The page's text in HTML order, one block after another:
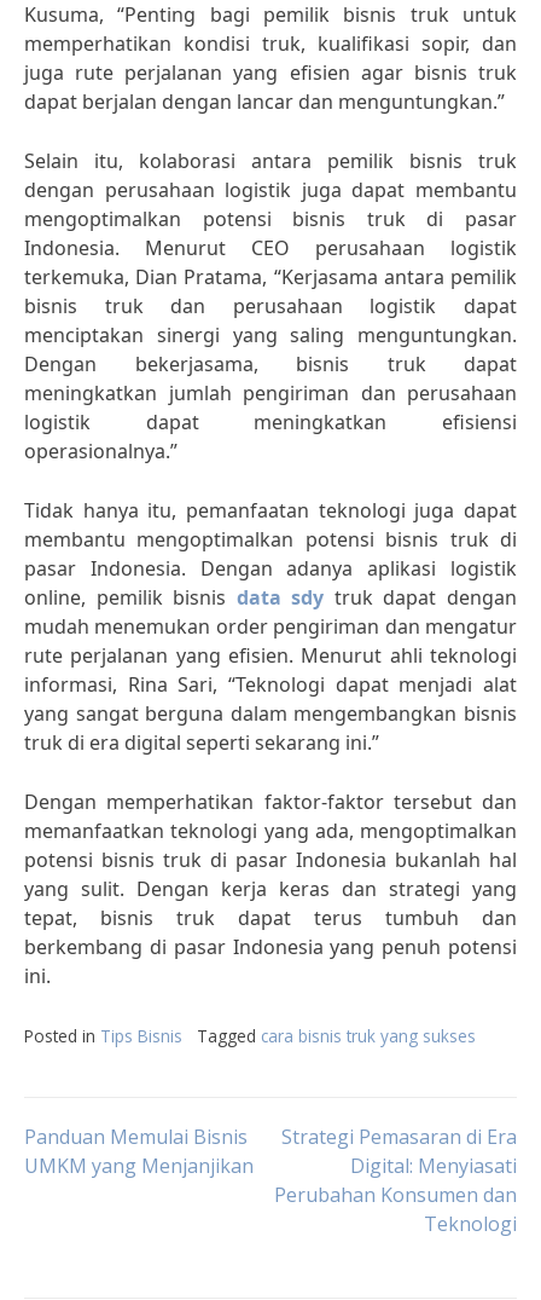
Kusuma, “Penting bagi pemilik bisnis truk untuk
memperhatikan kondisi truk, kualifikasi sopir, dan
juga rute perjalanan yang efisien agar bisnis truk
dapat berjalan dengan lancar dan menguntungkan.”
Selain itu, kolaborasi antara pemilik bisnis truk
dengan perusahaan logistik juga dapat membantu
mengoptimalkan potensi bisnis truk di pasar
Indonesia. Menurut CEO perusahaan logistik
terkemuka, Dian Pratama, “Kerjasama antara pemilik
bisnis truk dan perusahaan logistik dapat
menciptakan sinergi yang saling menguntungkan.
Dengan bekerjasama, bisnis truk dapat
meningkatkan jumlah pengiriman dan perusahaan
logistik dapat meningkatkan efisiensi
operasionalnya.”
Tidak hanya itu, pemanfaatan teknologi juga dapat
membantu mengoptimalkan potensi bisnis truk di
pasar Indonesia. Dengan adanya aplikasi logistik
online, pemilik bisnis data sdy truk dapat dengan
mudah menemukan order pengiriman dan mengatur
rute perjalanan yang efisien. Menurut ahli teknologi
informasi, Rina Sari, “Teknologi dapat menjadi alat
yang sangat berguna dalam mengembangkan bisnis
truk di era digital seperti sekarang ini.”
Dengan memperhatikan faktor-faktor tersebut dan
memanfaatkan teknologi yang ada, mengoptimalkan
potensi bisnis truk di pasar Indonesia bukanlah hal
yang sulit. Dengan kerja keras dan strategi yang
tepat, bisnis truk dapat terus tumbuh dan
berkembang di pasar Indonesia yang penuh potensi
ini.
Posted in Tips Bisnis Tagged cara bisnis truk yang sukses
Post
Panduan Memulai Bisnis
UMKM yang Menjanjikan
Strategi Pemasaran di Era
Digital: Menyiasati
Perubahan Konsumen dan
Teknologi